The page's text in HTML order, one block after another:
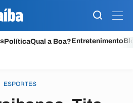
PolíticaQual a Boa?Entretenimento
ESPORTES